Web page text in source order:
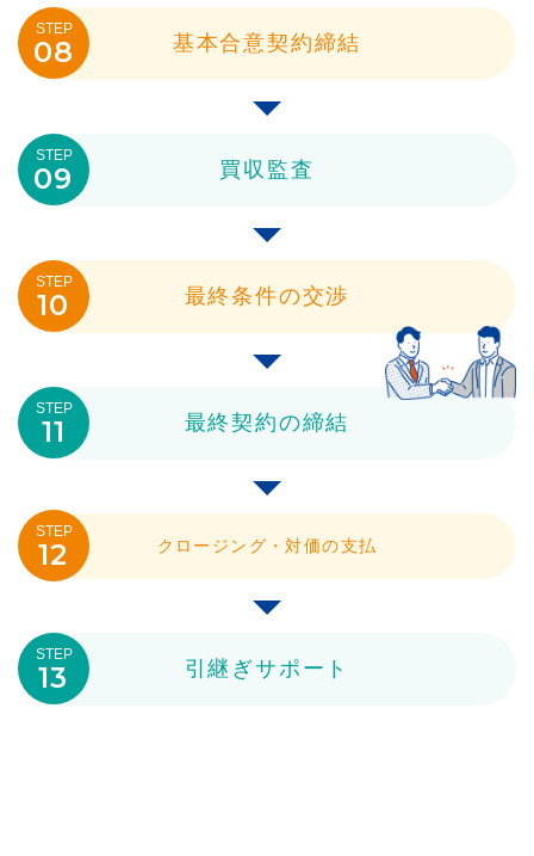
STEP
08 基本合意契約締結
STEP
09 買収監査
STEP
10 最終条件の交渉
STEP
11 最終契約の締結
STEP
12 クロージング・対価の支払
STEP
13 引継ぎサポート